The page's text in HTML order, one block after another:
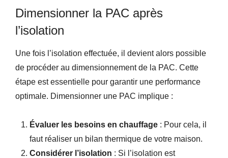
Dimensionner la PAC après
l’isolation
Une fois l’isolation effectuée, il devient alors possible
de procéder au dimensionnement de la PAC. Cette
étape est essentielle pour garantir une performance
optimale. Dimensionner une PAC implique :
Évaluer les besoins en chauffage : Pour cela, il
faut réaliser un bilan thermique de votre maison.
Considérer l’isolation : Si l’isolation est